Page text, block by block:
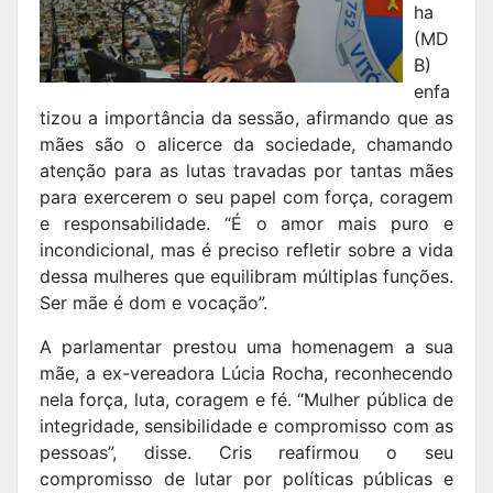
ha
(MD
B)
enfa
tizou a importância da sessão, afirmando que as
mães são o alicerce da sociedade, chamando
atenção para as lutas travadas por tantas mães
para exercerem o seu papel com força, coragem
e responsabilidade. “É o amor mais puro e
incondicional, mas é preciso refletir sobre a vida
dessa mulheres que equilibram múltiplas funções.
Ser mãe é dom e vocação”.
A parlamentar prestou uma homenagem a sua
mãe, a ex-vereadora Lúcia Rocha, reconhecendo
nela força, luta, coragem e fé. “Mulher pública de
integridade, sensibilidade e compromisso com as
pessoas”, disse. Cris reafirmou o seu
compromisso de lutar por políticas públicas e